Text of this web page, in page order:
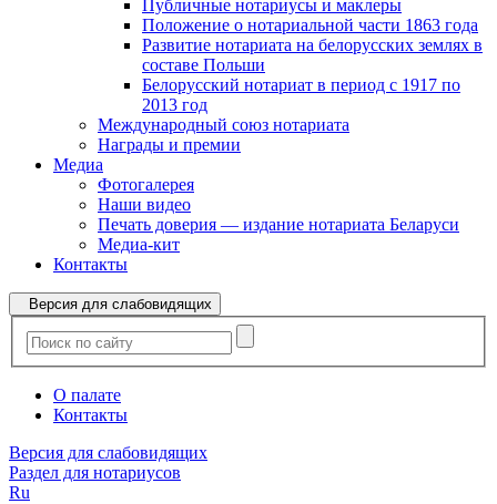
Публичные нотариусы и маклеры
Положение о нотариальной части 1863 года
Развитие нотариата на белорусских землях в
составе Польши
Белорусский нотариат в период с 1917 по
2013 год
Международный союз нотариата
Награды и премии
Медиа
Фотогалерея
Наши видео
Печать доверия — издание нотариата Беларуси
Медиа-кит
Контакты
Версия для слабовидящих
О палате
Контакты
Версия для слабовидящих
Раздел для нотариусов
Ru